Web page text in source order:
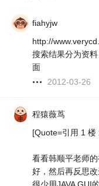
fiahyjw
http://
搜索结果分为资
面
2012-03-26
程猿薇茑
[Quote=引用 1 楼
看看韩顺平老师
好，然后再反思